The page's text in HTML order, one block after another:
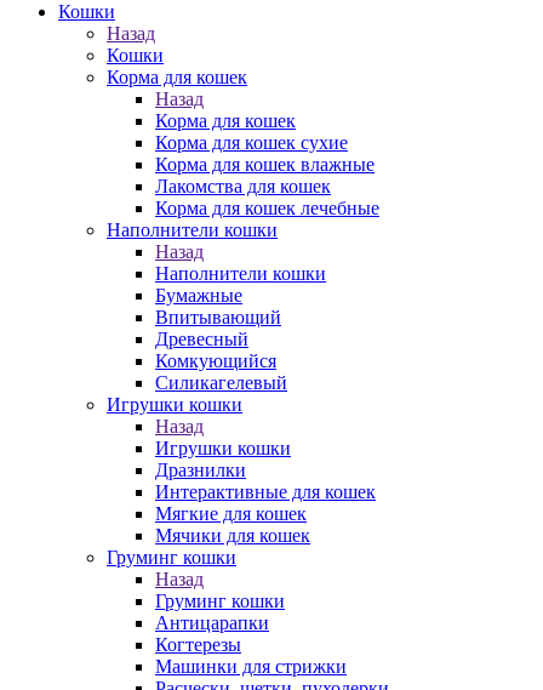
Кошки
Назад
Кошки
Корма для кошек
Назад
Корма для кошек
Корма для кошек сухие
Корма для кошек влажные
Лакомства для кошек
Корма для кошек лечебные
Наполнители кошки
Назад
Наполнители кошки
Бумажные
Впитывающий
Древесный
Комкующийся
Силикагелевый
Игрушки кошки
Назад
Игрушки кошки
Дразнилки
Интерактивные для кошек
Мягкие для кошек
Мячики для кошек
Груминг кошки
Назад
Груминг кошки
Антицарапки
Когтерезы
Машинки для стрижки